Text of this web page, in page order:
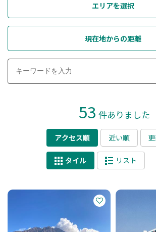
エリアを選択
現在地からの距離
53 件ありました
アクセス順 近い順
タイル リスト